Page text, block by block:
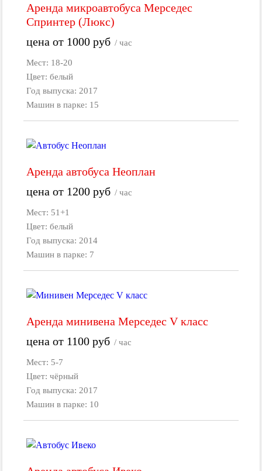
Аренда микроавтобуса Мерседес
Спринтер (Люкс)
цена от 1000руб / час
Мест: 18-20
Цвет: белый
Год выпуска: 2017
Машин в парке: 15
Аренда автобуса Неоплан
цена от 1200руб / час
Мест: 51+1
Цвет: белый
Год выпуска: 2014
Машин в парке: 7
Аренда минивена Мерседес V класс
цена от 1100руб / час
Мест: 5-7
Цвет: чёрный
Год выпуска: 2017
Машин в парке: 10